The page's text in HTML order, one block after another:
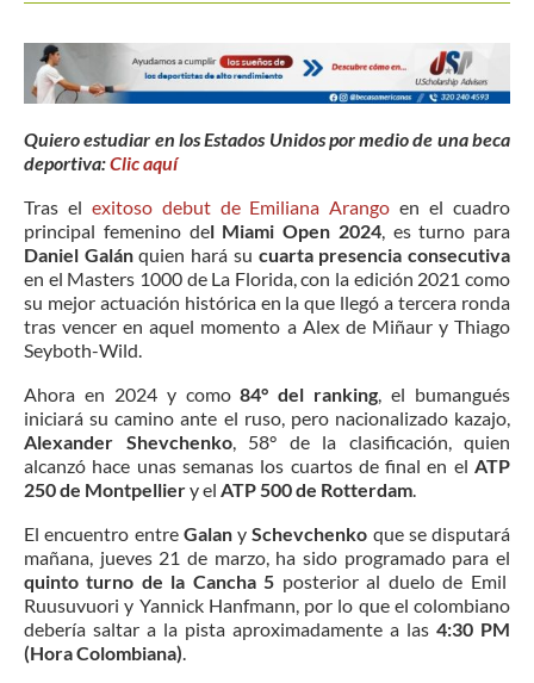
Quiero estudiar en los Estados Unidos por medio de una beca
deportiva:Clic aquí
Tras el exitoso debut de Emiliana Arango en el cuadro
principal femenino del Miami Open 2024, es turno para
Daniel Galánquien hará su cuarta presencia consecutiva
en el Masters 1000 de La Florida, con la edición 2021 como
su mejor actuación histórica en la que llegó a tercera ronda
tras vencer en aquel momento a Alex de Miñaur y Thiago
Seyboth-Wild.
Ahora en 2024 y como84° del ranking , el bumangués
iniciará su camino ante el ruso, pero nacionalizado kazajo,
Alexander Shevchenko, 58° de la clasificación, quien
alcanzó hace unas semanas los cuartos de final en el ATP
250 de Montpelliery el ATP 500 de Rotterdam
El encuentro entreGalany Schevchenko que se disputará
mañana, jueves 21 de marzo, ha sido programado para el
quinto turno de la Cancha 5 posterior al duelo de Emil
Ruusuvuori y Yannick Hanfmann, por lo que el colombiano
debería saltar a la pista aproximadamente a las 4:30 PM
(Hora Colombiana)